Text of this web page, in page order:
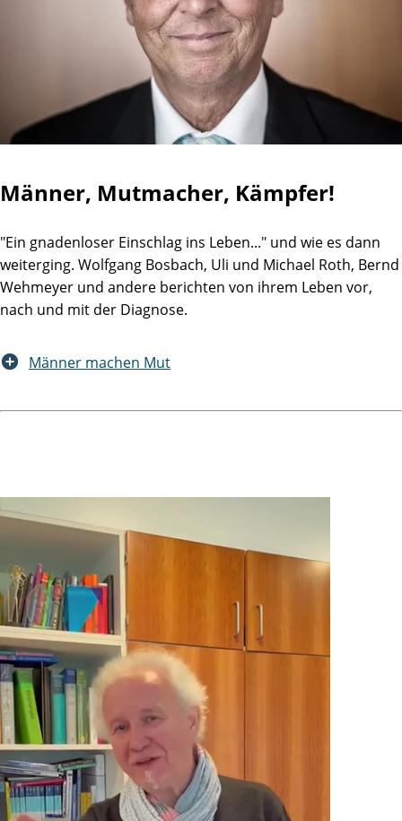
Männer, Mutmacher, Kämpfer!
"Ein gnadenloser Einschlag ins Leben..." und wie es dann
weiterging. Wolfgang Bosbach, Uli und Michael Roth, Bernd
Wehmeyer und andere berichten von ihrem Leben vor,
nach und mit der Diagnose.
Männer machen Mut